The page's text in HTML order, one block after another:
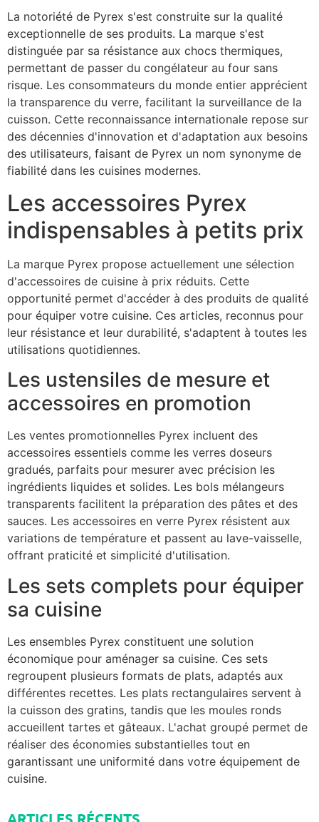
La notoriété de Pyrex s'est construite sur la qualité
exceptionnelle de ses produits. La marque s'est
distinguée par sa résistance aux chocs thermiques,
permettant de passer du congélateur au four sans
risque. Les consommateurs du monde entier apprécient
la transparence du verre, facilitant la surveillance de la
cuisson. Cette reconnaissance internationale repose sur
des décennies d'innovation et d'adaptation aux besoins
des utilisateurs, faisant de Pyrex un nom synonyme de
fiabilité dans les cuisines modernes.
Les accessoires Pyrex
indispensables à petits prix
La marque Pyrex propose actuellement une sélection
d'accessoires de cuisine à prix réduits. Cette
opportunité permet d'accéder à des produits de qualité
pour équiper votre cuisine. Ces articles, reconnus pour
leur résistance et leur durabilité, s'adaptent à toutes les
utilisations quotidiennes.
Les ustensiles de mesure et
accessoires en promotion
Les ventes promotionnelles Pyrex incluent des
accessoires essentiels comme les verres doseurs
gradués, parfaits pour mesurer avec précision les
ingrédients liquides et solides. Les bols mélangeurs
transparents facilitent la préparation des pâtes et des
sauces. Les accessoires en verre Pyrex résistent aux
variations de température et passent au lave-vaisselle,
offrant praticité et simplicité d'utilisation.
Les sets complets pour équiper
sa cuisine
Les ensembles Pyrex constituent une solution
économique pour aménager sa cuisine. Ces sets
regroupent plusieurs formats de plats, adaptés aux
différentes recettes. Les plats rectangulaires servent à
la cuisson des gratins, tandis que les moules ronds
accueillent tartes et gâteaux. L'achat groupé permet de
réaliser des économies substantielles tout en
garantissant une uniformité dans votre équipement de
cuisine.